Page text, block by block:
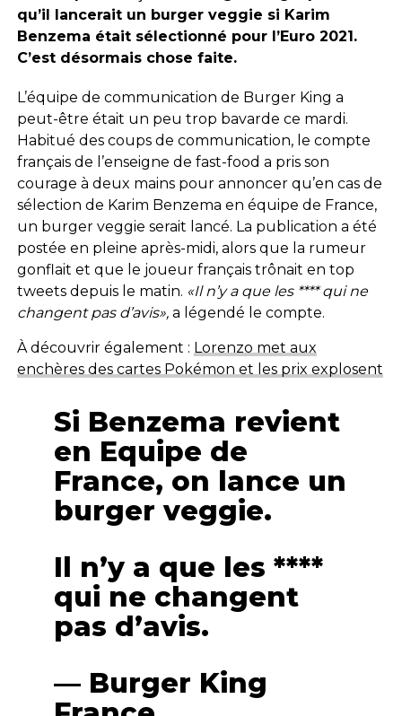
qu’il lancerait un burger veggie si Karim
Benzema était sélectionné pour l’Euro 2021.
C’est désormais chose faite.
L’équipe de communication de Burger King a
peut-être était un peu trop bavarde ce mardi.
Habitué des coups de communication, le compte
français de l’enseigne de fast-food a pris son
courage à deux mains pour annoncer qu’en cas de
sélection de Karim Benzema en équipe de France,
un burger veggie serait lancé. La publication a été
postée en pleine après-midi, alors que la rumeur
gonflait et que le joueur français trônait en top
tweets depuis le matin. «Il n’y a que les **** qui ne
changent pas d’avis», a légendé le compte.
À découvrir également : Lorenzo met aux
enchères des cartes Pokémon et les prix explosent
Si Benzema revient
en Equipe de
France, on lance un
burger veggie.
Il n’y a que les ****
qui ne changent
pas d’avis.
— Burger King